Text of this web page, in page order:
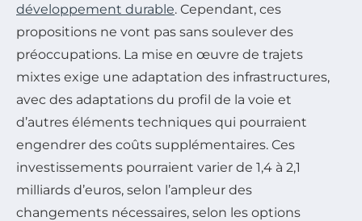
développement durable. Cependant, ces
propositions ne vont pas sans soulever des
préoccupations. La mise en œuvre de trajets
mixtes exige une adaptation des infrastructures,
avec des adaptations du profil de la voie et
d’autres éléments techniques qui pourraient
engendrer des coûts supplémentaires. Ces
investissements pourraient varier de 1,4 à 2,1
milliards d’euros, selon l’ampleur des
changements nécessaires, selon les options